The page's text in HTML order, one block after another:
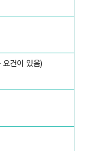
건이 있음)